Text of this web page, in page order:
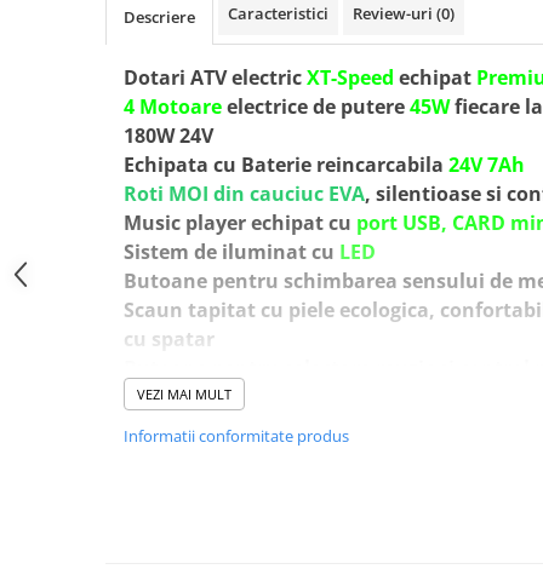
Descriere Caracteristici Review-uri (0)
Dotari ATV electricXT-Speed echipat
4 Motoareelectrice de putere45Wfiecare la
180W 24V
Echipata cu Baterie reincarcabila 24V 7Ah
Roti MOI din cauciuc EVA, silentioase si
Music player echipat cu port USB, CARD
Sistem de iluminat cu LED
Butoane pentru schimbarea sensului de
Scaun tapitat cu piele ecologica,
cu spatar
Butoane pentru selectare High / low speed
Pornire/Oprire din
Buton
pentru confortul copilului
VEZI MAI MULT
Informatii conformitate produs